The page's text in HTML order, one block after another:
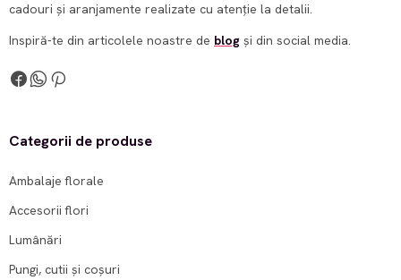
cadouri și aranjamente realizate cu atenție la detalii.
Inspiră-te din articolele noastre de blog și din social media.
Categorii de produse
Ambalaje florale
Accesorii flori
Lumânări
Pungi, cutii și coșuri